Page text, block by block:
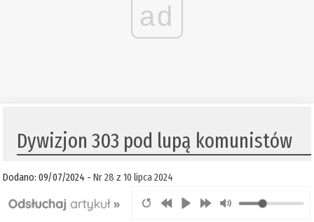
ad
Dywizjon 303 pod lupą komunistów
Dodano: 09/07/2024 -Nr 28 z 10 lipca 2024